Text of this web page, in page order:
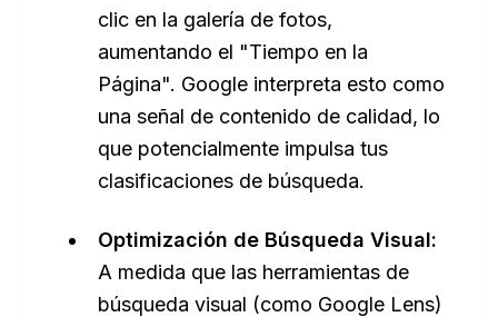
clic en la galería de fotos,
aumentando el "Tiempo en la
Página". Google interpreta esto como
una señal de contenido de calidad, lo
que potencialmente impulsa tus
clasificaciones de búsqueda.
Optimización de Búsqueda Visual:
A medida que las herramientas de
búsqueda visual (como Google Lens)